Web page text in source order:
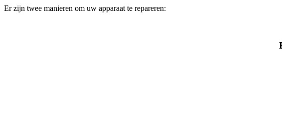
Er zijn twee manieren om uw apparaat te repareren: